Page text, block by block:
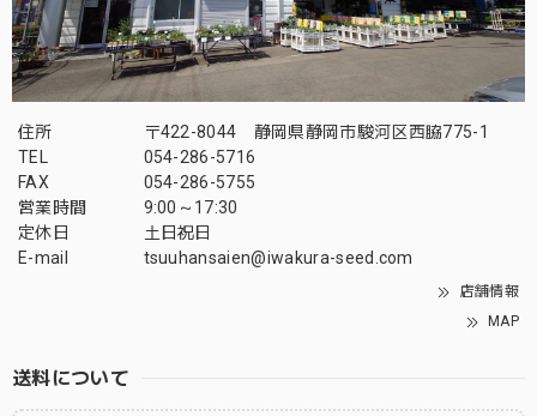
住所
〒422-8044 静岡県静岡市駿河区西脇775-1
TEL
054-286-5716
FAX
054-286-5755
営業時間
9:00～17:30
定休日
土日祝日
E-mail
tsuuhansaien@iwakura-seed.com
店舗情報
MAP
送料について